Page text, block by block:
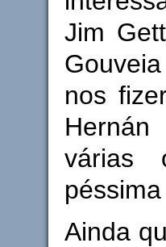
Jim
nos
várias
Ainda